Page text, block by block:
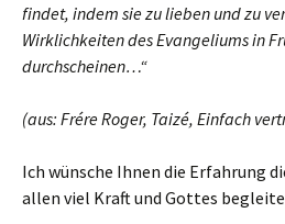
findet, indem sie zu lieben und zu
Wirklichkeiten des Evangeliums in
durchscheinen…“
(aus: Frére Roger, Taizé, Einfach
Ich wünsche Ihnen die Erfahrung
allen viel Kraft und Gottes